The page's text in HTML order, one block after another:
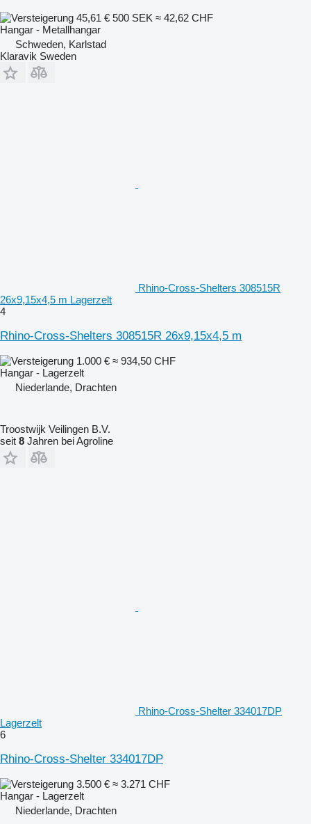
45,61 € 500 SEK ≈ 42,62 CHF
Hangar - Metallhangar
Schweden, Karlstad
Klaravik Sweden
Rhino-Cross-Shelters 308515R
26x9,15x4,5 m Lagerzelt
4
Rhino-Cross-Shelters 308515R 26x9,15x4,5 m
1.000 € ≈ 934,50 CHF
Hangar - Lagerzelt
Niederlande, Drachten
Troostwijk Veilingen B.V.
seit 8 Jahren bei Agroline
Rhino-Cross-Shelter 334017DP
Lagerzelt
6
Rhino-Cross-Shelter 334017DP
3.500 € ≈ 3.271 CHF
Hangar - Lagerzelt
Niederlande, Drachten